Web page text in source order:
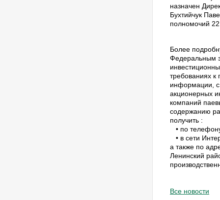
назначен
Бухтийчук
полномочий
Более
Федеральным
требованиях к
информации,
акционерных
компаний
содержанию
получить :
• по
• в сети
а также по
Ленинский
Все новости